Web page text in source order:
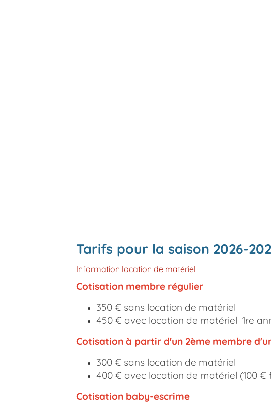
Tarifs pour la saison 2026-
Information location de matériel
Cotisation membre régulier
350 € sans location de matériel
450 € avec location de matériel 1re
Cotisation à partir d'un 2ème membre
300 € sans location de matériel
400 € avec location de matériel (100
Cotisation baby-escrime